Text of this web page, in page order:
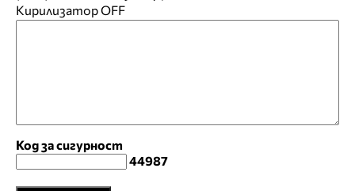
КирилизаторOFF
Код за сигурност
44987